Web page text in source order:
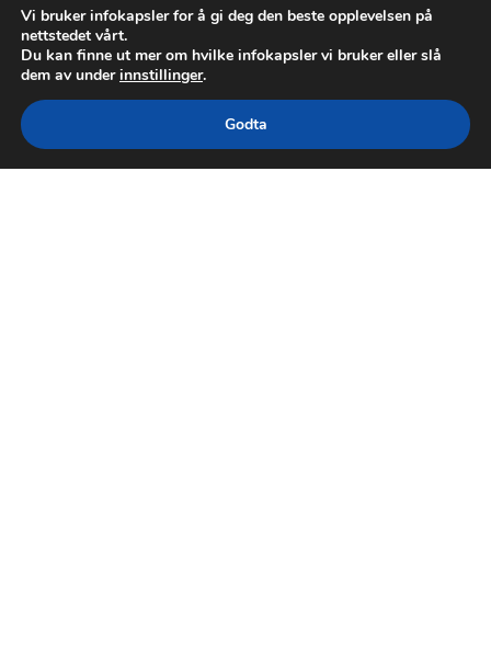
Vi bruker infokapsler for å gi deg den beste opplevelsen på
nettstedet vårt.
Du kan finne ut mer om hvilke infokapsler vi bruker eller slå
dem av underinnstillinger.
Godta